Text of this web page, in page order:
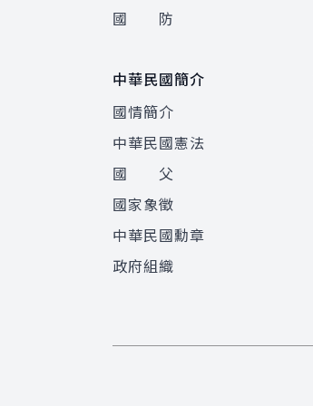
國 防
中華民國簡介
國情簡介
中華民國憲法
國 父
國家象徵
中華民國勳章
政府組織